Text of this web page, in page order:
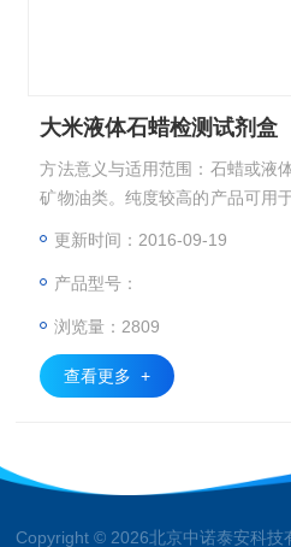
大米液体石蜡检测试剂盒
方法意义与适用范围：石蜡或液
矿物油类。纯度较高的产品可用
光滑靓丽，但却掩盖了陈化米中
更新时间：2016-09-19
产品型号：
浏览量：2809
查看更多 +
Copyright © 2026北京中诺泰安科技